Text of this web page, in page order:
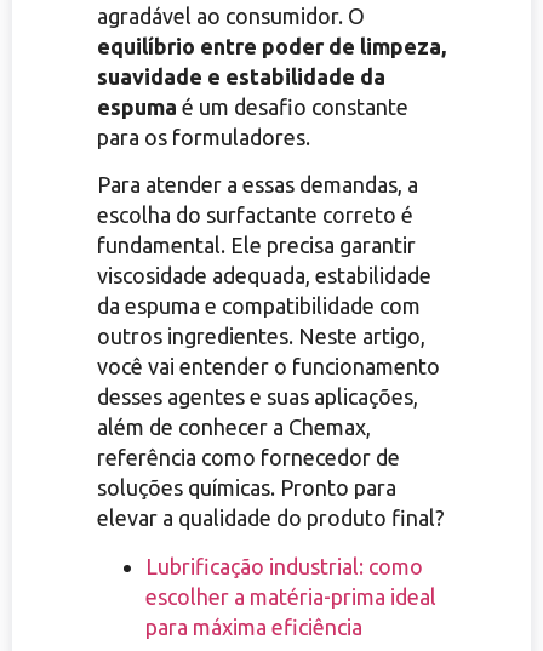
agradável ao consumidor. O
equilíbrio entre poder de limpeza,
suavidade e estabilidade da
espuma é um desafio constante
para os formuladores.
Para atender a essas demandas, a
escolha do surfactante correto é
fundamental. Ele precisa garantir
viscosidade adequada, estabilidade
da espuma e compatibilidade com
outros ingredientes. Neste artigo,
você vai entender o funcionamento
desses agentes e suas aplicações,
além de conhecer a Chemax,
referência como fornecedor de
soluções químicas. Pronto para
elevar a qualidade do produto final?
Lubrificação industrial: como
escolher a matéria-prima ideal
para máxima eficiência